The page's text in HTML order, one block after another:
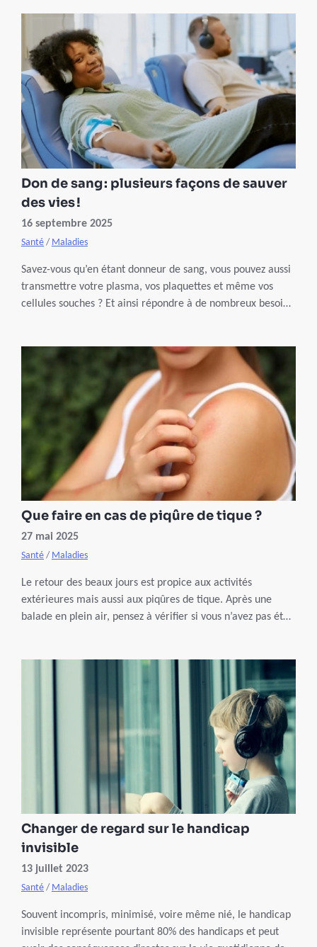
Don de sang : plusieurs façons de sauver
des vies !
16 septembre 2025
Santé / Maladies
Savez-vous qu’en étant donneur de sang, vous pouvez aussi
transmettre votre plasma, vos plaquettes et même vos
cellules souches ? Et ainsi répondre à de nombreux besoins
Que faire en cas de piqûre de tique ?
27 mai 2025
Santé / Maladies
Le retour des beaux jours est propice aux activités
extérieures mais aussi aux piqûres de tique. Après une
balade en plein air, pensez à vérifier si vous n’avez pas été
Changer de regard sur le handicap
invisible
13 juillet 2023
Santé / Maladies
Souvent incompris, minimisé, voire même nié, le handicap
invisible représente pourtant 80% des handicaps et peut